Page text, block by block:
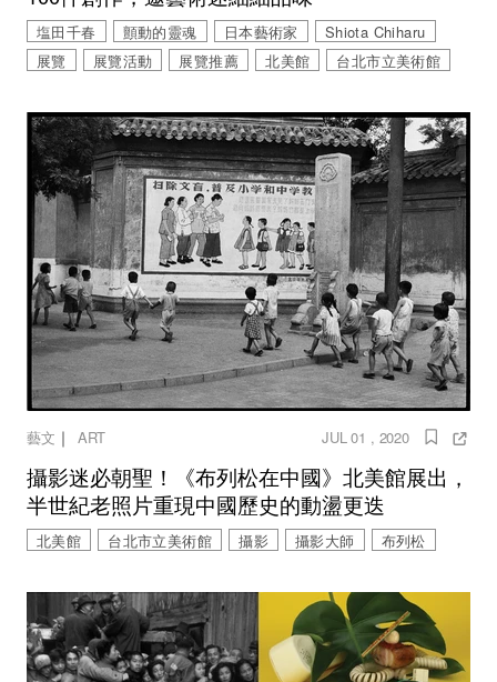
塩田千春 顫動的靈魂 日本藝術家
Shiota Chiharu
展覽
展覽活動 展覽推薦 北美館 台北市立美術館
藝文 ｜ ART JUL 01 , 2020
攝影迷必朝聖！《布列松在中國》北美館展出，
半世紀老照片重現中國歷史的動盪更迭
北美館 台北市立美術館 攝影 攝影大師 布列松